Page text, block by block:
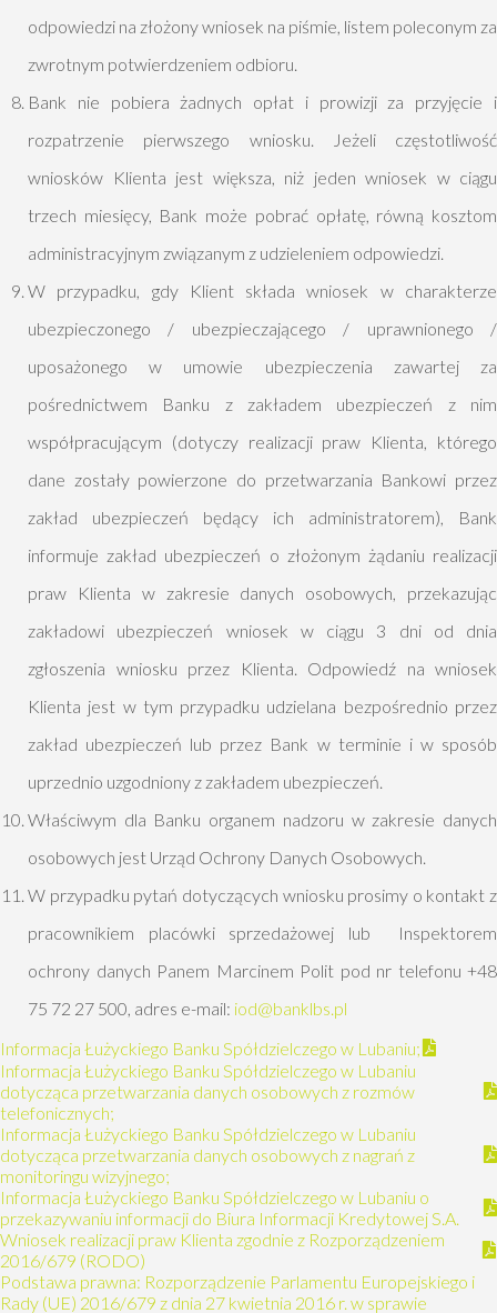
odpowiedzi na złożony wniosek na piśmie, listem poleconym za
zwrotnym potwierdzeniem odbioru.
Bank nie pobiera żadnych opłat i prowizji za przyjęcie i
rozpatrzenie pierwszego wniosku. Jeżeli częstotliwość
wniosków Klienta jest większa, niż jeden wniosek w ciągu
trzech miesięcy, Bank może pobrać opłatę, równą kosztom
administracyjnym związanym z udzieleniem odpowiedzi.
W przypadku, gdy Klient składa wniosek w charakterze
ubezpieczonego / ubezpieczającego / uprawnionego /
uposażonego w umowie ubezpieczenia zawartej za
pośrednictwem Banku z zakładem ubezpieczeń z nim
współpracującym (dotyczy realizacji praw Klienta, którego
dane zostały powierzone do przetwarzania Bankowi przez
zakład ubezpieczeń będący ich administratorem), Bank
informuje zakład ubezpieczeń o złożonym żądaniu realizacji
praw Klienta w zakresie danych osobowych, przekazując
zakładowi ubezpieczeń wniosek w ciągu 3 dni od dnia
zgłoszenia wniosku przez Klienta. Odpowiedź na wniosek
Klienta jest w tym przypadku udzielana bezpośrednio przez
zakład ubezpieczeń lub przez Bank w terminie i w sposób
uprzednio uzgodniony z zakładem ubezpieczeń.
Właściwym dla Banku organem nadzoru w zakresie danych
osobowych jest Urząd Ochrony Danych Osobowych.
W przypadku pytań dotyczących wniosku prosimy o kontakt z
pracownikiem placówki sprzedażowej lub Inspektorem
ochrony danych Panem Marcinem Polit pod nr telefonu +48
75 72 27 500, adres e-mail: iod@banklbs.pl
Informacja Łużyckiego Banku Spółdzielczego w Lubaniu;
Informacja Łużyckiego Banku Spółdzielczego w Lubaniu
dotycząca przetwarzania danych osobowych z rozmów
telefonicznych;
Informacja Łużyckiego Banku Spółdzielczego w Lubaniu
dotycząca przetwarzania danych osobowych z nagrań z
monitoringu wizyjnego;
Informacja Łużyckiego Banku Spółdzielczego w Lubaniu o
przekazywaniu informacji do Biura Informacji Kredytowej S.A.
Wniosek realizacji praw Klienta zgodnie z Rozporządzeniem
2016/679 (RODO)
Podstawa prawna: Rozporządzenie Parlamentu Europejskiego i
Rady (UE) 2016/679 z dnia 27 kwietnia 2016 r. w sprawie